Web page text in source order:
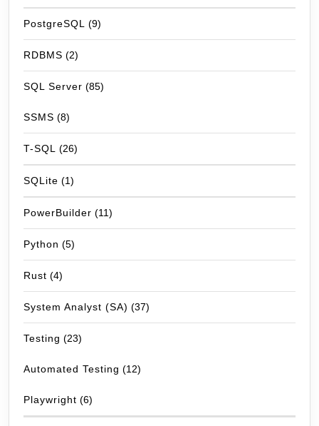
PostgreSQL (9)
RDBMS (2)
SQL Server (85)
SSMS (8)
T-SQL (26)
SQLite (1)
PowerBuilder (11)
Python (5)
Rust (4)
System Analyst (SA) (37)
Testing (23)
Automated Testing (12)
Playwright (6)